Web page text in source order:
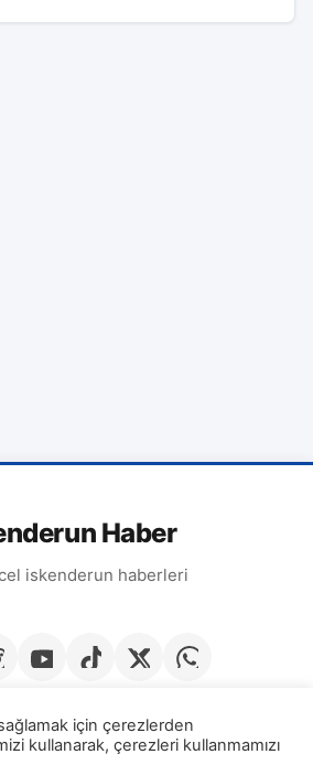
Haber
iskenderun haberleri
için çerezlerden
kullanarak, çerezleri kullanmamızı